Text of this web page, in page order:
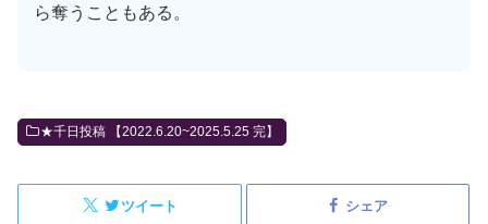
ら奪うこともある。
★千日投稿 【2022.6.20~2025.5.25 完】
ツイート シェア